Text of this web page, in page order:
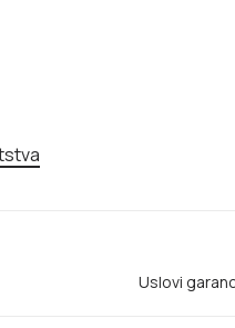
Uslovi